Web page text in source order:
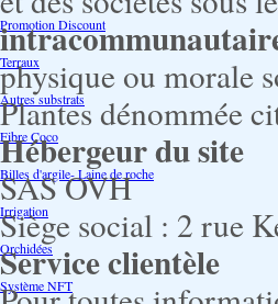
Promotion Discount
Terraux
Autres substrats
Fibre Coco
Billes d'argile- Laine de roche
Irrigation
Orchidées
Système NFT
physique ou morale
Plantes dénommée
Hébergeur du site
SAS OVH
Siège social : 2 rue
Service clientèle